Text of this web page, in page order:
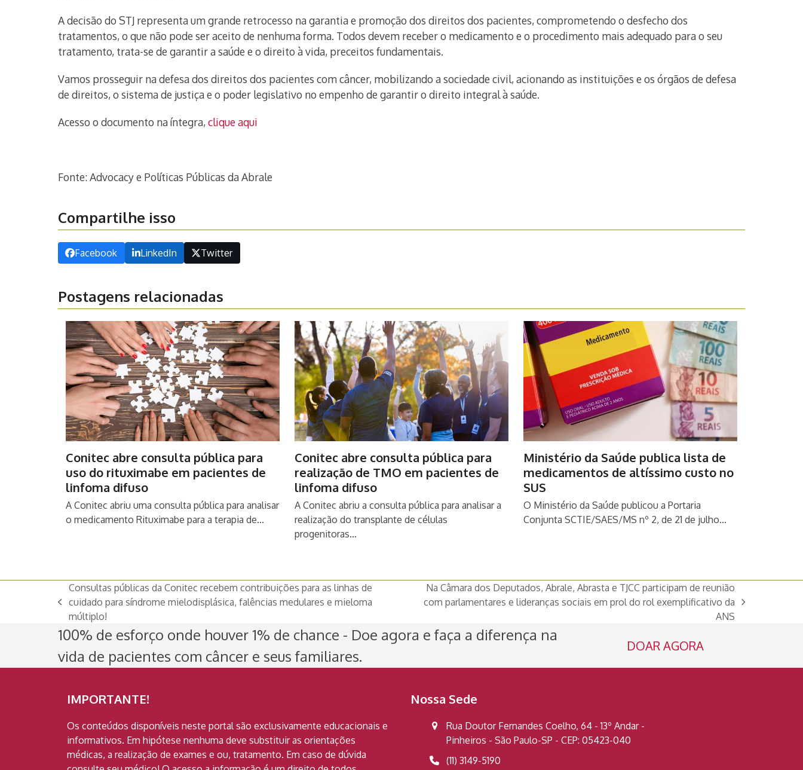
A decisão do STJ representa um grande retrocesso na garantia e promoção dos direitos dos pacientes, comprometendo o desfecho dos
tratamentos, o que não pode ser aceito de nenhuma forma. Todos devem receber o medicamento e o procedimento mais adequado para o seu
tratamento, trata-se de garantir a saúde e o direito à vida, preceitos fundamentais.
Vamos prosseguir na defesa dos direitos dos pacientes com câncer, mobilizando a sociedade civil, acionando as instituições e os órgãos de defesa
de direitos, o sistema de justiça e o poder legislativo no empenho de garantir o direito integral à saúde.
Acesso o documento na íntegra, clique aqui
Fonte: Advocacy e Políticas Públicas da Abrale
Compartilhe isso
Facebook LinkedIn Twitter
Postagens relacionadas
Conitec abre consulta pública para
uso do rituximabe em pacientes de
linfoma difuso
A Conitec abriu uma consulta pública para analisar
o medicamento Rituximabe para a terapia de…
Conitec abre consulta pública para
realização de TMO em pacientes de
linfoma difuso
A Conitec abriu a consulta pública para analisar a
realização do transplante de células
progenitoras…
Ministério da Saúde publica lista de
medicamentos de altíssimo custo no
SUS
O Ministério da Saúde publicou a Portaria
Conjunta SCTIE/SAES/MS nº 2, de 21 de julho…
previous
post:
Consultas públicas da Conitec recebem contribuições para as linhas de
cuidado para síndrome mielodisplásica, falências medulares e mieloma
múltiplo!
next
Na Câmara dos Deputados, Abrale, Abrasta e TJCC participam de reunião
com parlamentares e lideranças sociais em prol do rol exemplificativo da
ANS
100% de esforço onde houver 1% de chance - Doe agora e faça a diferença na
vida de pacientes com câncer e seus familiares.
DOAR AGORA
IMPORTANTE!
Os conteúdos disponíveis neste portal são exclusivamente educacionais e
informativos. Em hipótese nenhuma deve substituir as orientações
médicas, a realização de exames e ou, tratamento. Em caso de dúvida
Nossa Sede
Rua Doutor Fernandes Coelho, 64 - 13º Andar -
Pinheiros - São Paulo-SP - CEP: 05423-040
(11) 3149-5190